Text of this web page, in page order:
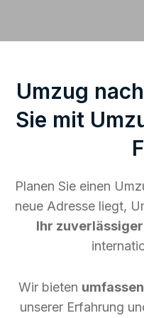
Umzug
Sie mit
Planen Sie einen
neue Adresse liegt,
Ihr
Wir bieten
unserer Erfahrung